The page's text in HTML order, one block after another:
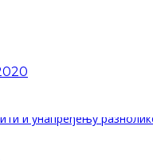
и унапређењу